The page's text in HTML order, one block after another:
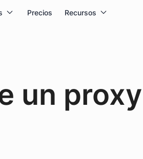
Precios Recursos
un